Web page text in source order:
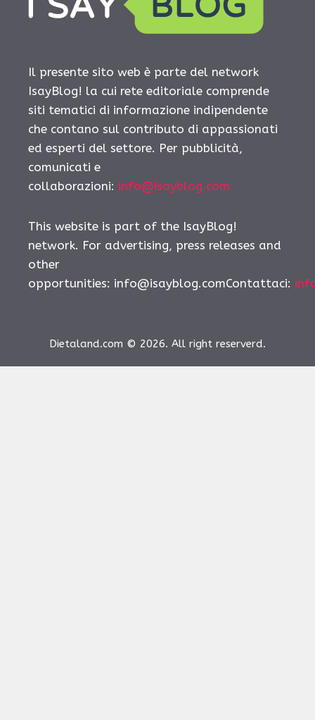
Il presente sito web è parte del network
IsayBlog! la cui rete editoriale comprende
siti tematici di informazione indipendente
che contano sul contributo di appassionati
ed esperti del settore. Per pubblicità,
comunicati e
collaborazioni: info@isayblog.com
This website is part of the IsayBlog!
network. For advertising, press releases and
other
opportunities: info@isayblog.comContattaci:
Dietaland.com © 2026. All right reserverd.